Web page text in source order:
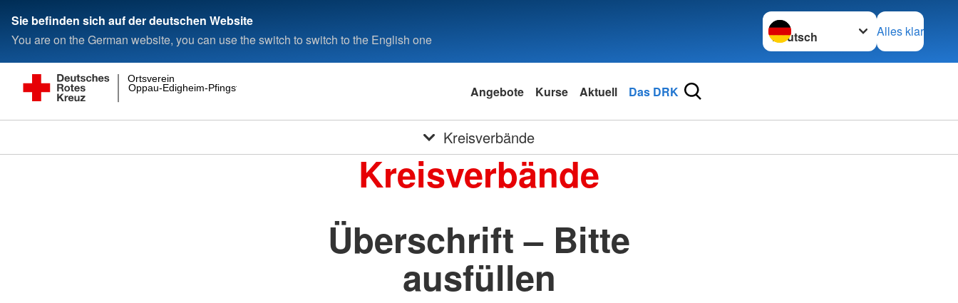
Sie befinden sich auf der deutschen Website
You are on the German website, you can use the switch to switch to the English one
Sprache wechseln zu
Alles klar
Oppau-Edigheim-Pfingstweide e.V.
Ortsverein
Angebote Kurse Aktuell Das DRK
Kreisverbände
Kreisverbände
Überschrift – Bitte
ausfüllen